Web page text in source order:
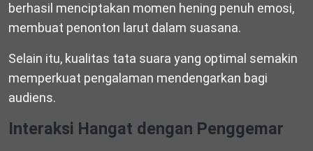
berhasil menciptakan momen hening penuh emosi,
membuat penonton larut dalam suasana.
Selain itu, kualitas tata suara yang optimal semakin
memperkuat pengalaman mendengarkan bagi
audiens.
Interaksi Hangat dengan Penggemar